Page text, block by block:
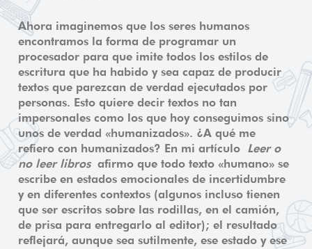
Ahora imaginemos que los seres humanos
encontramos la forma de programar un
procesador para que imite todos los estilos de
escritura que ha habido y sea capaz de producir
textos que parezcan de verdad ejecutados por
personas. Esto quiere decir textos no tan
impersonales como los que hoy conseguimos sino
unos de verdad «humanizados». ¿A qué me
refiero con humanizados? En mi artículo Leer o
no leer librosafirmo que todo texto «humano» se
escribe en estados emocionales de incertidumbre
y en diferentes contextos (algunos incluso tienen
que ser escritos sobre las rodillas, en el camión,
de prisa para entregarlo al editor); el resultado
reflejará, aunque sea sutilmente, ese estado y ese